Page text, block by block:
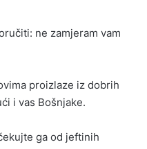
ne zamjeram vam
proizlaze iz dobrih
i vas Bošnjake.
ga od jeftinih